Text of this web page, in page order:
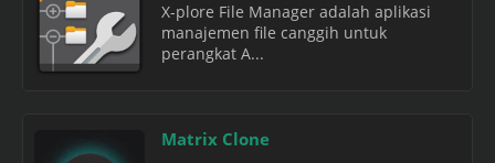
X-plore File Manager adalah aplikasi
manajemen file canggih untuk
perangkat A...
Matrix Clone